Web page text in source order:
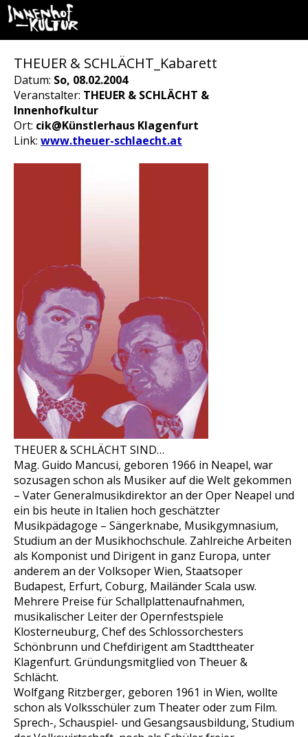
THEUER & SCHLÄCHT_Kabarett
Datum: So, 08.02.2004
Veranstalter: THEUER & SCHLÄCHT &
Innenhofkultur
Ort: cik@Künstlerhaus Klagenfurt
Link: www.theuer-schlaecht.at
THEUER & SCHLÄCHT SIND…
Mag. Guido Mancusi, geboren 1966 in Neapel, war
sozusagen schon als Musiker auf die Welt gekommen
– Vater Generalmusikdirektor an der Oper Neapel und
ein bis heute in Italien hoch geschätzter
Musikpädagoge – Sängerknabe, Musikgymnasium,
Studium an der Musikhochschule. Zahlreiche Arbeiten
als Komponist und Dirigent in ganz Europa, unter
anderem an der Volksoper Wien, Staatsoper
Budapest, Erfurt, Coburg, Mailänder Scala usw.
Mehrere Preise für Schallplattenaufnahmen,
musikalischer Leiter der Opernfestspiele
Klosterneuburg, Chef des Schlossorchesters
Schönbrunn und Chefdirigent am Stadttheater
Klagenfurt. Gründungsmitglied von Theuer &
Schlächt.
Wolfgang Ritzberger, geboren 1961 in Wien, wollte
schon als Volksschüler zum Theater oder zum Film.
Sprech-, Schauspiel- und Gesangsausbildung, Studium